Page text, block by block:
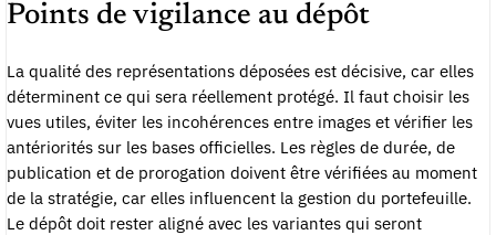
Points de vigilance au dépôt
La qualité des représentations déposées est décisive, car elles
déterminent ce qui sera réellement protégé. Il faut choisir les
vues utiles, éviter les incohérences entre images et vérifier les
antériorités sur les bases officielles. Les règles de durée, de
publication et de prorogation doivent être vérifiées au moment
de la stratégie, car elles influencent la gestion du portefeuille.
Le dépôt doit rester aligné avec les variantes qui seront